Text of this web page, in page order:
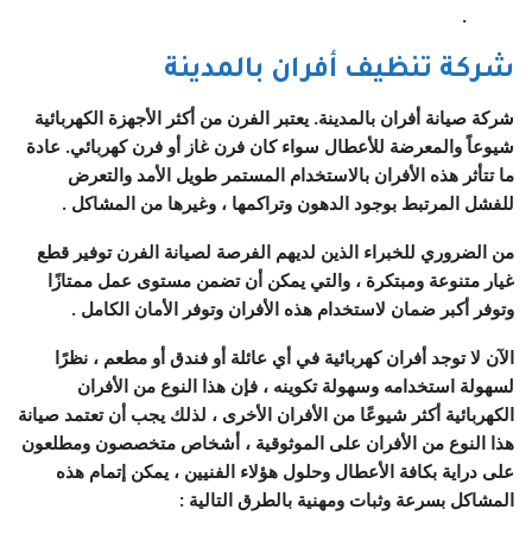
.
شركة تنظيف أفران بالمدينة
شركة صيانة أفران بالمدينة. يعتبر الفرن من أكثر الأجهزة الكهربائية
شيوعاً والمعرضة للأعطال سواء كان فرن غاز أو فرن كهربائي. عادة
ما تتأثر هذه الأفران بالاستخدام المستمر طويل الأمد والتعرض
للفشل المرتبط بوجود الدهون وتراكمها ، وغيرها من المشاكل .
من الضروري للخبراء الذين لديهم الفرصة لصيانة الفرن توفير قطع
غيار متنوعة ومبتكرة ، والتي يمكن أن تضمن مستوى عمل ممتازًا
وتوفر أكبر ضمان لاستخدام هذه الأفران وتوفر الأمان الكامل .
الآن لا توجد أفران كهربائية في أي عائلة أو فندق أو مطعم ، نظرًا
لسهولة استخدامه وسهولة تكوينه ، فإن هذا النوع من الأفران
الكهربائية أكثر شيوعًا من الأفران الأخرى ، لذلك يجب أن تعتمد صيانة
هذا النوع من الأفران على الموثوقية ، أشخاص متخصصون ومطلعون
على دراية بكافة الأعطال وحلول هؤلاء الفنيين ، يمكن إتمام هذه
المشاكل بسرعة وثبات ومهنية بالطرق التالية :